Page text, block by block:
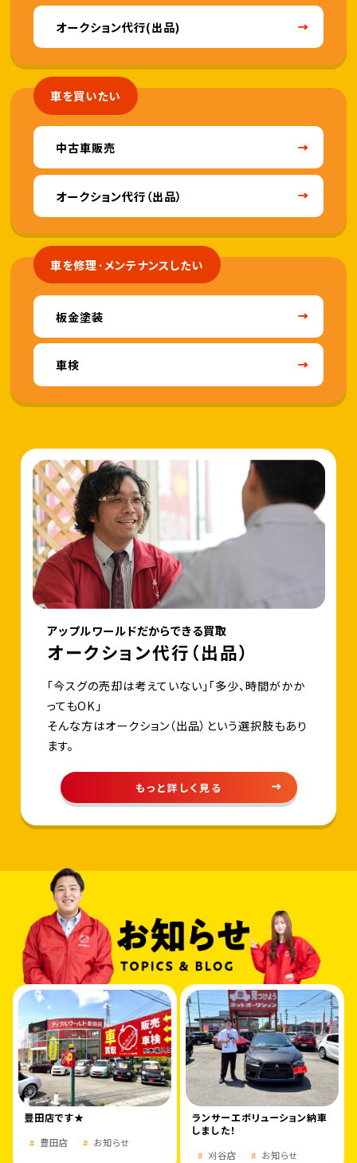
オークション代行(出品)
車を買いたい
中古車販売
オークション代行（出品）
車を修理·メンテナンスしたい
板金塗装
車検
アップルワールドだからできる買取
オークション代行（出品）
「今スグの売却は考えていない」「多少、時間がかか
ってもOK」
そんな方はオークション（出品）という選択肢もあり
ます。
もっと詳しく見る
豊田店です★
豊田店 お知らせ
ランサーエボリューション納車
しました！
刈谷店 お知らせ